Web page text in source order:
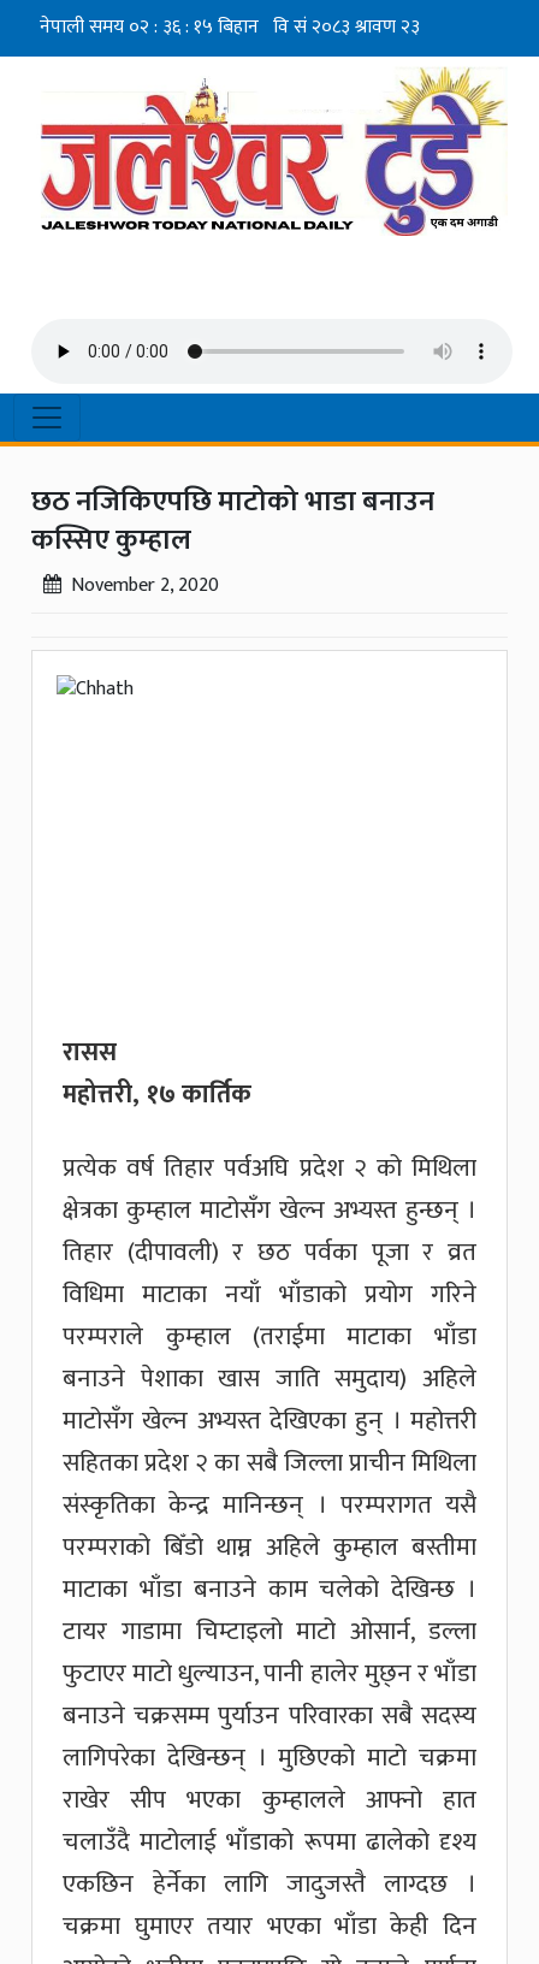
छठ नजिकिएपछि माटोको भाडा बनाउन
कस्सिए कुम्हाल
November 2, 2020
रासस
महोत्तरी, १७ कार्तिक
प्रत्येक वर्ष तिहार पर्वअघि प्रदेश २ को मिथिला
क्षेत्रका कुम्हाल माटोसँग खेल्न अभ्यस्त हुन्छन् ।
तिहार (दीपावली) र छठ पर्वका पूजा र व्रत
विधिमा माटाका नयाँ भाँडाको प्रयोग गरिने
परम्पराले कुम्हाल (तराईमा माटाका भाँडा
बनाउने पेशाका खास जाति समुदाय) अहिले
माटोसँग खेल्न अभ्यस्त देखिएका हुन् । महोत्तरी
सहितका प्रदेश २ का सबै जिल्ला प्राचीन मिथिला
संस्कृतिका केन्द्र मानिन्छन् । परम्परागत यसै
परम्पराको बिँडो थाम्न अहिले कुम्हाल बस्तीमा
माटाका भाँडा बनाउने काम चलेको देखिन्छ ।
टायर गाडामा चिम्टाइलो माटो ओसार्न, डल्ला
फुटाएर माटो धुल्याउन, पानी हालेर मुछ्न र भाँडा
बनाउने चक्रसम्म पुर्याउन परिवारका सबै सदस्य
लागिपरेका देखिन्छन् । मुछिएको माटो चक्रमा
राखेर सीप भएका कुम्हालले आफ्नो हात
चलाउँदै माटोलाई भाँडाको रूपमा ढालेको दृश्य
एकछिन हेर्नेका लागि जादुजस्तै लाग्दछ ।
चक्रमा घुमाएर तयार भएका भाँडा केही दिन